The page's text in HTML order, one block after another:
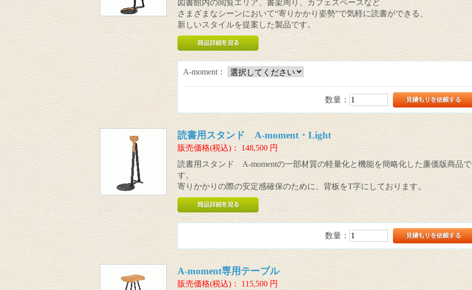
図書館内の閲覧エリア、書架周り、カフェスペースなど
さまざまなシーンにおいて“寄りかかり姿勢”で気軽に読書ができる、
新しいスタイルを提案した製品です。
A-moment：
数量：
読書用スタンド A-moment・Light
販売価格(税込)： 148,500円
読書用スタンド A-momentの一部材質の軽量化と機能を簡略化した廉価版商品で
す。
寄りかかりの際の安定感確保のために、背板をT字にしております。
数量：
A-moment専用テーブル
販売価格(税込)： 115,500円